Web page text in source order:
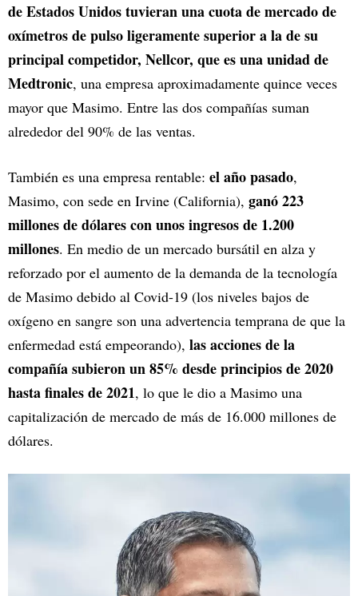
de Estados Unidos tuvieran una cuota de mercado de
oxímetros de pulso ligeramente superior a la de su
principal competidor, Nellcor, que es una unidad de
Medtronic, una empresa aproximadamente quince veces
mayor que Masimo. Entre las dos compañías suman
alrededor del 90% de las ventas.
También es una empresa rentable: el año pasado,
Masimo, con sede en Irvine (California), ganó 223
millones de dólares con unos ingresos de 1.200
millones. En medio de un mercado bursátil en alza y
reforzado por el aumento de la demanda de la tecnología
de Masimo debido al Covid-19 (los niveles bajos de
oxígeno en sangre son una advertencia temprana de que la
enfermedad está empeorando), las acciones de la
compañía subieron un 85% desde principios de 2020
hasta finales de 2021, lo que le dio a Masimo una
capitalización de mercado de más de 16.000 millones de
dólares.